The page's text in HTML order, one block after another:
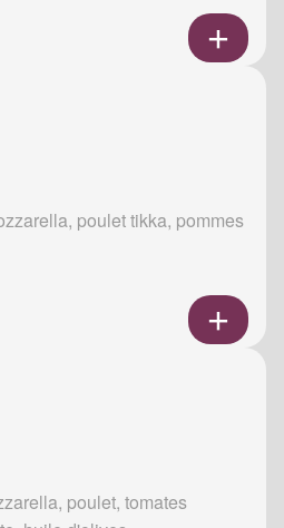
poulet tikka, pommes
poulet, tomates